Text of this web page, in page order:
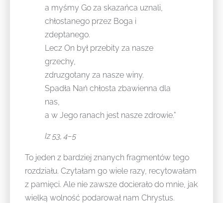
a myśmy Go za skazańca uznali,
chłostanego przez Boga i
zdeptanego.
Lecz On był przebity za nasze
grzechy,
zdruzgotany za nasze winy.
Spadła Nań chłosta zbawienna dla
nas,
a w Jego ranach jest nasze zdrowie.”
Iz 53, 4–5
To jeden z bardziej znanych fragmentów tego
rozdziału. Czytałam go wiele razy, recytowałam
z pamięci. Ale nie zawsze docierało do mnie, jak
wielką wolność podarował nam Chrystus.